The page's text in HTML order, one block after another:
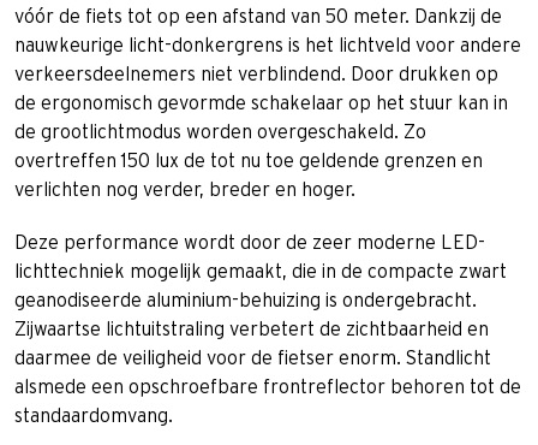
vóór de fiets tot op een afstand van 50 meter. Dankzij de
nauwkeurige licht-donkergrens is het lichtveld voor andere
verkeersdeelnemers niet verblindend. Door drukken op
de ergonomisch gevormde schakelaar op het stuur kan in
de grootlichtmodus worden overgeschakeld. Zo
overtreffen 150 lux de tot nu toe geldende grenzen en
verlichten nog verder, breder en hoger.
Deze performance wordt door de zeer moderne LED-
lichttechniek mogelijk gemaakt, die in de compacte zwart
geanodiseerde aluminium-behuizing is ondergebracht.
Zijwaartse lichtuitstraling verbetert de zichtbaarheid en
daarmee de veiligheid voor de fietser enorm. Standlicht
alsmede een opschroefbare frontreflector behoren tot de
standaardomvang.